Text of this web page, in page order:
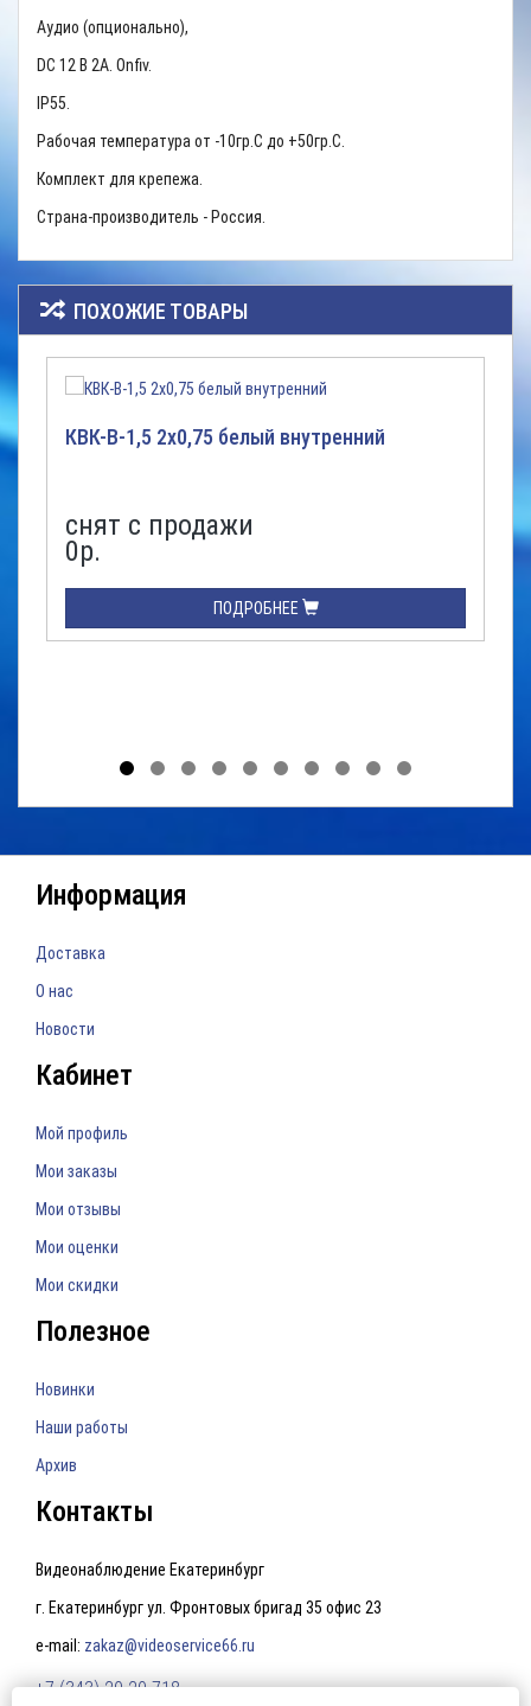
Аудио (опционально),
DC 12 В 2A. Onfiv.
IP55.
Рабочая температура от -10гр.С до +50гр.С.
Комплект для крепежа.
Страна-производитель - Россия.
ПОХОЖИЕ ТОВАРЫ
КВК-В-1,5 2х0,75 белый внутренний
снят с продажи
0р.
ПОДРОБНЕЕ
Информация
Доставка
О нас
Новости
Кабинет
Мой профиль
Мои заказы
Мои отзывы
Мои оценки
Мои скидки
Полезное
Новинки
Наши работы
Архив
Контакты
Видеонаблюдение Екатеринбург
г. Екатеринбург ул. Фронтовых бригад 35 офис 23
e-mail: zakaz@videoservice66.ru
+7 (343) 20-20-718